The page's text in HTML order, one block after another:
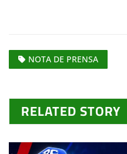
NOTA DE PRENSA
RELATED STORY